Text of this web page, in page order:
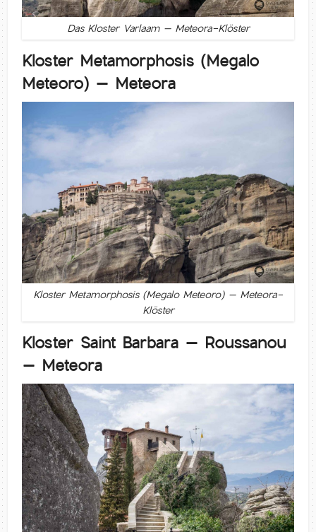
Das Kloster Varlaam – Meteora-Klöster
Kloster Metamorphosis (Megalo
Meteoro) – Meteora
Kloster Metamorphosis (Megalo Meteoro) – Meteora-
Klöster
Kloster Saint Barbara – Roussanou
– Meteora